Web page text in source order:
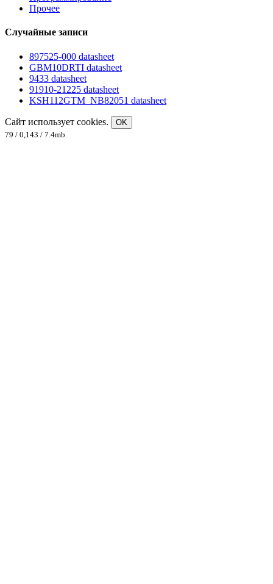
Прочее
Случайные записи
897525-000 datasheet
GBM10DRTI datasheet
9433 datasheet
91910-21225 datasheet
KSH112GTM_NB82051 datasheet
Сайт использует cookies.
OK
79 / 0,143 / 7.4mb